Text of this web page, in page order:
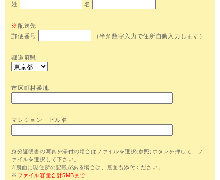
姓
名
※ 配送先
郵便番号
（半角数字入力で住所自動入力します）
都道府県
市区町村番地
マンション・ビル名
身分証明書の写真を添付の場合はファイルを選択(参照)ボタンを押して、フ
ァイルを選択して下さい。
※裏面に現住所の記載がある場合は、裏面も添付ください。
※ ファイル容量合計5MBまで